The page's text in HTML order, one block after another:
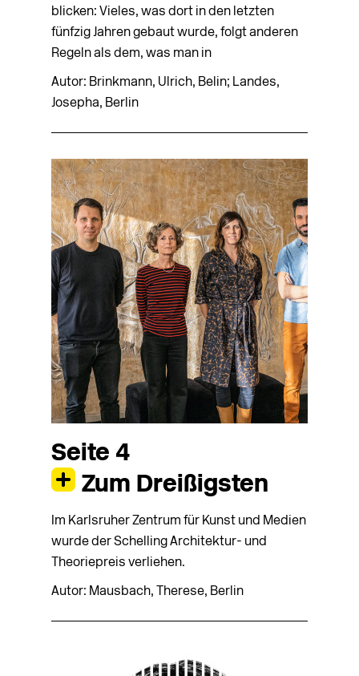
blicken: Vieles, was dort in den letzten
fünfzig Jahren gebaut wurde, folgt anderen
Regeln als dem, was man in
Autor: Brinkmann, Ulrich, Belin; Landes,
Josepha, Berlin
Seite 4
Zum Dreißigsten
Im Karlsruher Zentrum für Kunst und Medien
wurde der Schelling Architektur- und
Theoriepreis verliehen.
Autor: Mausbach, Therese, Berlin